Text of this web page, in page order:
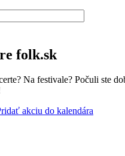
folk.sk
Na festivale? Počuli ste
akciu do kalendára